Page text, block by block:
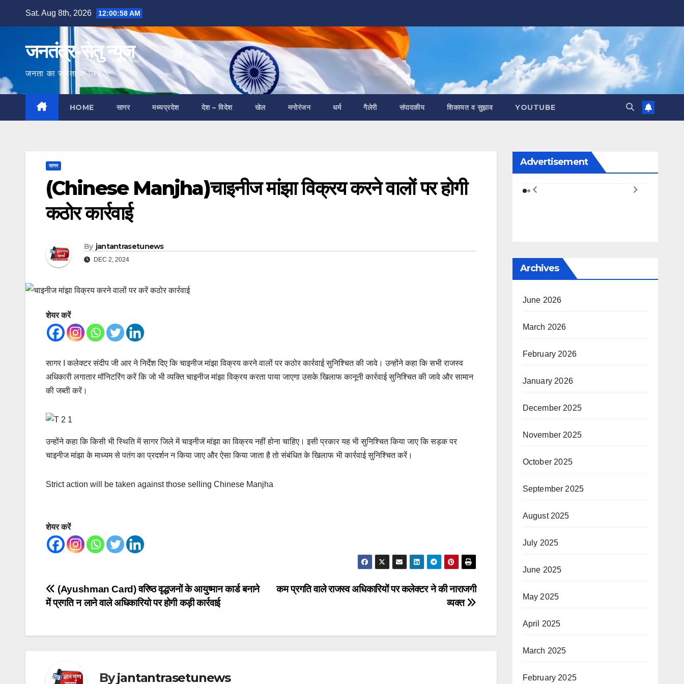
Sat. Aug 8th, 2026 12:00:59 AM
जनतंत्र-सेतु न्यूज
जनता का जनता के लिए
HOME सागर मध्यप्रदेश देश – विदेश खेल मनोरंजन धर्म गैलेरी संपादकीय शिकायत व सुझाव YOUTUBE
सागर
(Chinese Manjha)चाइनीज मांझा विक्रय करने वालों पर होगी
कठोर कार्रवाई
By jantantrasetunews
DEC 2, 2024
शेयर करें
सागर I कलेक्टर संदीप जी आर ने निर्देश दिए कि चाइनीज मांझा विक्रय करने वालों पर कठोर कार्रवाई सुनिश्चित की जावे। उन्होंने कहा कि सभी राजस्व
अधिकारी लगातार मॉनिटरिंग करें कि जो भी व्यक्ति चाइनीज मांझा विक्रय करता पाया जाएगा उसके खिलाफ कानूनी कार्रवाई सुनिश्चित की जावे और सामान
की जब्ती करें।
उन्होंने कहा कि किसी भी स्थिति में सागर जिले में चाइनीज मांझा का विक्रय नहीं होना चाहिए। इसी प्रकार यह भी सुनिश्चित किया जाए कि सड़क पर
चाइनीज मांझा के माध्यम से पतंग का प्रदर्शन न किया जाए और ऐसा किया जाता है तो संबंधित के खिलाफ भी कार्रवाई सुनिश्चित करें।
Strict action will be taken against those selling Chinese Manjha
शेयर करें
Post
navigation
कम प्रगति वाले राजस्व अधिकारियों पर कलेक्टर ने की नाराजगी
व्यक्त
(Ayushman Card) वरिष्ठ वृद्धजनों के आयुष्मान कार्ड बनाने
में प्रगति न लाने वाले अधिकारियो पर होगी कड़ी कार्रवाई
Byjantantrasetunews
Advertisement
Archives
June 2026
March 2026
February 2026
January 2026
December 2025
November 2025
October 2025
September 2025
August 2025
July 2025
June 2025
May 2025
April 2025
March 2025
February 2025